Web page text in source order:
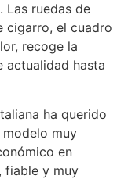
Las ruedas de
cigarro, el cuadro
recoge la
actualidad hasta
ha querido
muy
en
fiable y muy